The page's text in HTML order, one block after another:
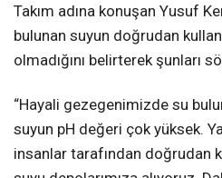
Takım adına konuşan Yusuf
bulunan suyun doğrudan
olmadığını belirterek şunları
“Hayali gezegenimizde su
suyun pH değeri çok yüksek.
insanlar tarafından doğrudan